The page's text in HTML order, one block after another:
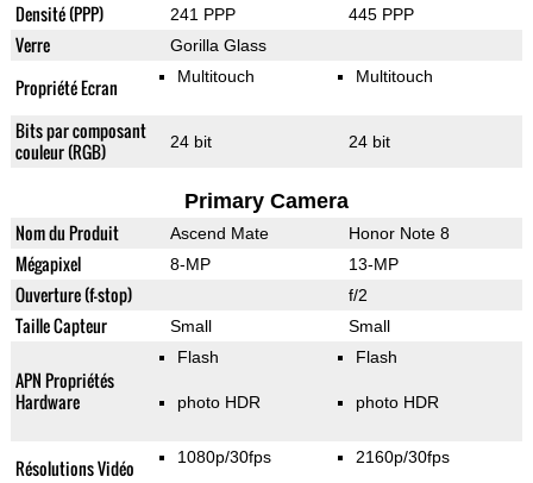
Densité (PPP) 241 PPP 445 PPP
Verre Gorilla Glass
Propriété Ecran Multitouch Multitouch
Bits par composant
couleur (RGB)
24 bit 24 bit
Primary Camera
Nom du Produit Ascend Mate Honor Note 8
Mégapixel 8-MP 13-MP
Ouverture (f-stop) f/2
Taille Capteur Small Small
APN Propriétés
Hardware
Flash
photo HDR
Flash
photo HDR
Résolutions Vidéo 1080p/30fps 2160p/30fps